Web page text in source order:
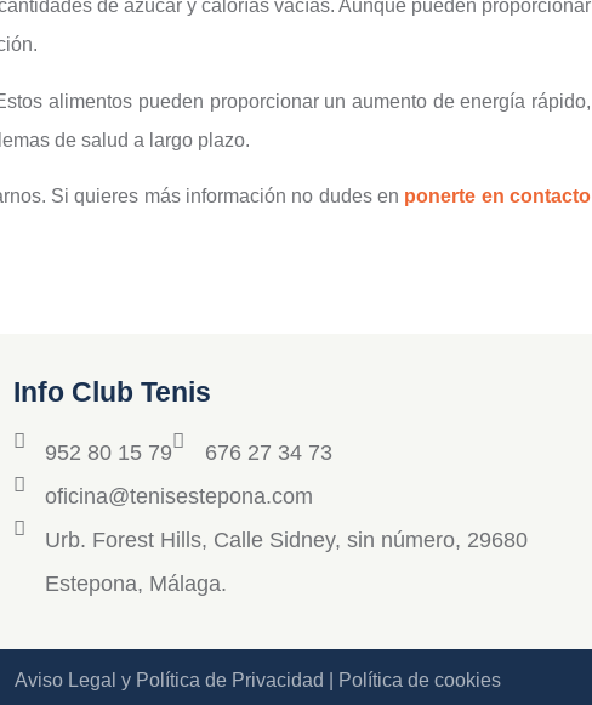
de azúcar y calorías vacías. Aunque pueden proporcionar
alimentos pueden proporcionar un aumento de energía rápido,
de salud a largo plazo.
Si quieres más información no dudes en ponerte en contacto
Info Club Tenis
952 80 15 79
676 27 34 73
oficina@tenisestepona.com
Urb. Forest Hills, Calle Sidney, sin número, 29680
Estepona, Málaga.
Aviso Legal y Política de Privacidad Política de cookies